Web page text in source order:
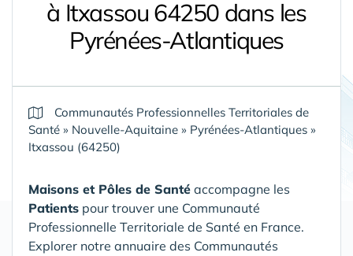
à Itxassou 64250 dans les
Pyrénées-Atlantiques
Communautés Professionnelles Territoriales de
Santé » Nouvelle-Aquitaine » Pyrénées-Atlantiques »
Itxassou (64250)
Maisons et Pôles de Santé accompagne les
Patients pour trouver une Communauté
Professionnelle Territoriale de Santé en France.
Explorer notre annuaire des Communautés